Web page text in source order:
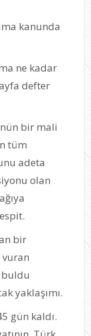
kanunda
ne kadar
defter
bir mali
tüm
adeta
olan
bir
buldu
yaklaşımı.
gün kaldı.